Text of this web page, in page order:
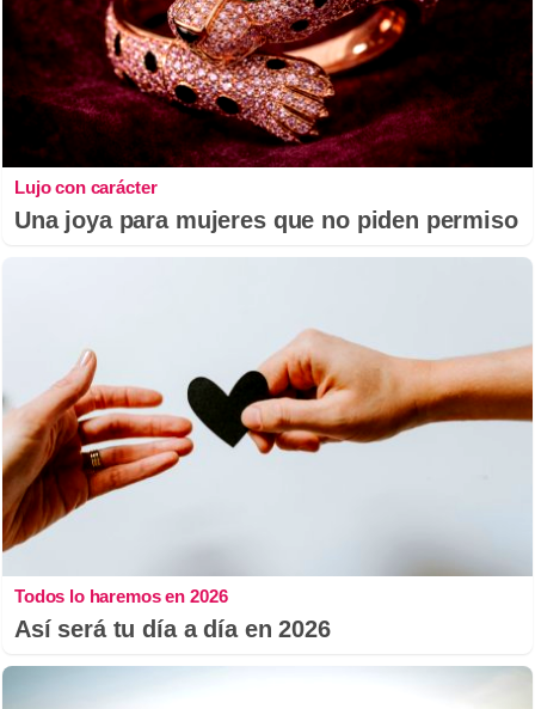
Lujo con carácter
Una joya para mujeres que no piden permiso
Todos lo haremos en 2026
Así será tu día a día en 2026